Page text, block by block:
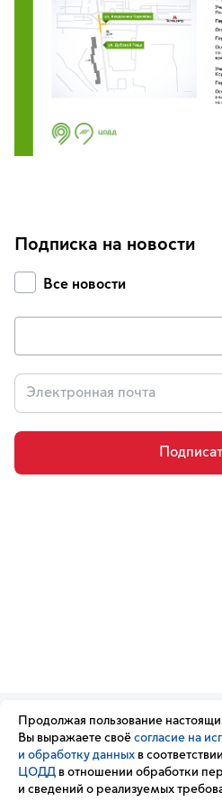
Подписка на новости
Все новости
Организации транспортного
комплекса
Транспортный комплекс
России
Продолжая пользование
Вы выражаете своё согласие на
и обработку данных в
ЦОДД в отношении обработки
и сведений о реализуемых